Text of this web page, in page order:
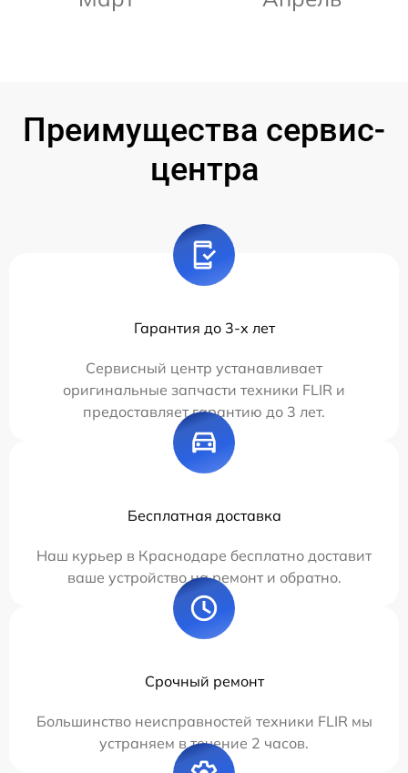
Преимущества сервис-
центра
Гарантия до 3-х лет
Сервисный центр устанавливает
оригинальные запчасти техники FLIR и
предоставляет гарантию до 3 лет.
Бесплатная доставка
Наш курьер в Краснодаре бесплатно доставит
ваше устройство на ремонт и обратно.
Срочный ремонт
Большинство неисправностей техники FLIR мы
устраняем в течение 2 часов.